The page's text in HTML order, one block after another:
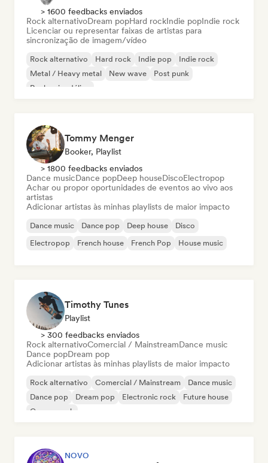
> 1600 feedbacks enviados
Rock alternativoDream popHard rockIndie popIndie rock
Licenciar ou representar faixas de artistas para
sincronização de imagem/vídeo
Rock alternativo Hard rock Indie pop
Indie rock
Metal / Heavy metal
New wave
Post punk
Rock psicodélico
Tommy Menger
Booker, Playlist
> 1800 feedbacks enviados
Dance musicDance popDeep houseDiscoElectropop
Achar ou propor oportunidades de eventos ao vivo aos
artistas
Adicionar artistas às minhas playlists de maior impacto
Dance music Dance pop Deep house
Disco
Electropop
French house French Pop House music
Timothy Tunes
Playlist
> 300 feedbacks enviados
Rock alternativoComercial / MainstreamDance music
Dance popDream pop
Adicionar artistas às minhas playlists de maior impacto
Rock alternativo Comercial / Mainstream
Dance music
Dance pop
Dream pop Electronic rock
Future house
Garage rock
NOVO